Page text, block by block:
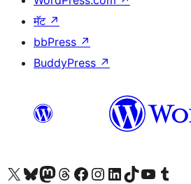
मॅट ↗
bbPress ↗
BuddyPress ↗
आमच्या X (एक्स) (पूर्वीचे ट्विटर) खात्याला भेट द्या आमच्या ब्लूस्की खात्याला भेट द्या.आमच्या Mastodon खात्याला भेट द्या.आमच्या थ्रेड्स खात्याला भेट द्या. आमच्या फेसबुक पेजला भेट द्या आमच्या इंस्टाग्राम खात्याला भेट द्या आमच्या लिंक्डइन खात्याला भेट द्या आमच्या टिकटॉक अकाउंटला भेट द्या.आमच्या यूट्यूब चॅनेलला भेट द्या आमच्या टंबलर खात्याला भेट द्या.